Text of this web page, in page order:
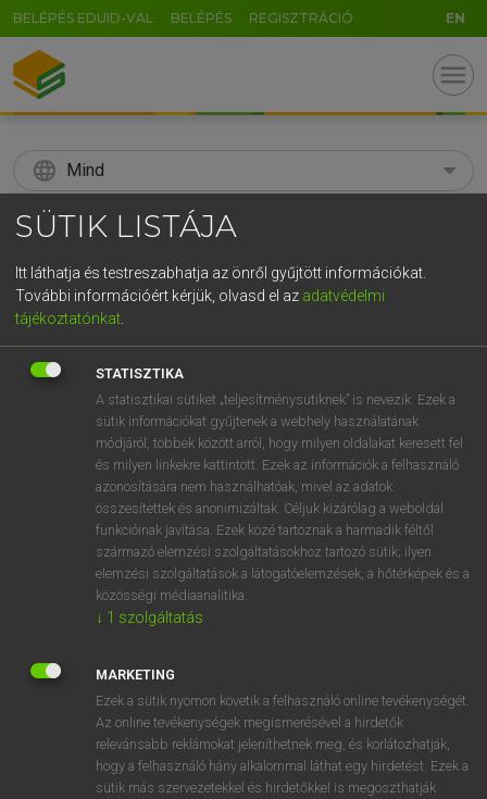
BELÉPÉS EDUID-VAL BELÉPÉS REGISZTRÁCIÓ EN
menu
language Mind
search
KERESÉS
Díjmentes angol szótár
mn adequate
suitable
proper
keresése szótárainkban
SÜTIK LISTÁJA
Itt láthatja és testreszabhatja az önről gyűjtött információkat.
További információért kérjük, olvasd el az adatvédelmi
tájékoztatónkat
STATISZTIKA
A statisztikai sütiket „teljesítménysütiknek” is nevezik. Ezek a
sütik információkat gyűjtenek a webhely használatának
módjáról, többek között arról, hogy milyen oldalakat keresett fel
és milyen linkekre kattintott. Ezek az információk a felhasználó
azonosítására nem használhatóak, mivel az adatok
összesítettek és anonimizáltak. Céljuk kizárólag a weboldal
funkcióinak javítása. Ezek közé tartoznak a harmadik féltől
származó elemzési szolgáltatásokhoz tartozó sütik; ilyen
elemzési szolgáltatások a látogatóelemzések, a hőtérképek és a
közösségi médiaanalitika.
↓ 1 szolgáltatás
MARKETING
Ezek a sütik nyomon követik a felhasználó online tevékenységét.
Az online tevékenységek megismerésével a hirdetők
relevánsabb reklámokat jeleníthetnek meg, és korlátozhatják,
hogy a felhasználó hány alkalommal láthat egy hirdetést. Ezek a
sütik más szervezetekkel és hirdetőkkel is megoszthatják
5 6 7 8 9 ö ü ó
r t z u i o p ő ú
j k
n m , . - AltGr